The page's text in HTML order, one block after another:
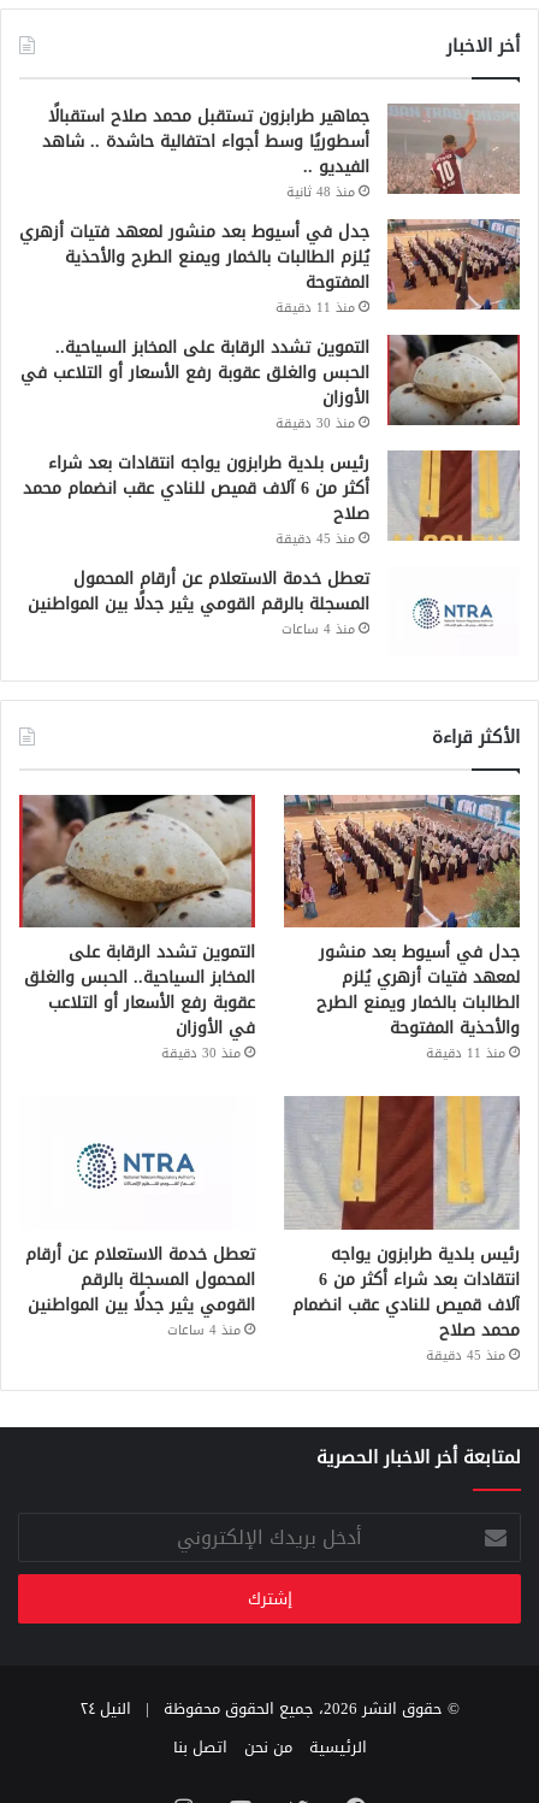
أخر الاخبار
جماهير طرابزون تستقبل محمد صلاح استقبالًا
أسطوريًا وسط أجواء احتفالية حاشدة .. شاهد
الفيديو ..
منذ 48 ثانية
جدل في أسيوط بعد منشور لمعهد فتيات أزهري
يُلزم الطالبات بالخمار ويمنع الطرح والأحذية
المفتوحة
منذ 11 دقيقة
التموين تشدد الرقابة على المخابز السياحية..
الحبس والغلق عقوبة رفع الأسعار أو التلاعب في
الأوزان
منذ 30 دقيقة
رئيس بلدية طرابزون يواجه انتقادات بعد شراء
أكثر من 6 آلاف قميص للنادي عقب انضمام محمد
صلاح
منذ 45 دقيقة
تعطل خدمة الاستعلام عن أرقام المحمول
المسجلة بالرقم القومي يثير جدلًا بين المواطنين
منذ 4 ساعات
الأكثر قراءة
جدل في أسيوط بعد منشور
لمعهد فتيات أزهري يُلزم
الطالبات بالخمار ويمنع الطرح
والأحذية المفتوحة
منذ 11 دقيقة
التموين تشدد الرقابة على
المخابز السياحية.. الحبس والغلق
عقوبة رفع الأسعار أو التلاعب
في الأوزان
منذ 30 دقيقة
رئيس بلدية طرابزون يواجه
انتقادات بعد شراء أكثر من 6
آلاف قميص للنادي عقب انضمام
محمد صلاح
منذ 45 دقيقة
تعطل خدمة الاستعلام عن أرقام
المحمول المسجلة بالرقم
القومي يثير جدلًا بين المواطنين
منذ 4 ساعات
لمتابعة أخر الاخبار الحصرية
أدخل
بريدك
الإلكتروني
© حقوق النشر 2026، جميع الحقوق محفوظة |
النيل ٢٤
الرئيسية
من نحن اتصل بنا